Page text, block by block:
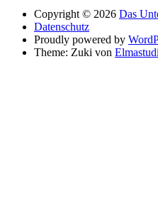
Copyright © 2026 Das
Datenschutz
Proudly powered by
Theme: Zuki von